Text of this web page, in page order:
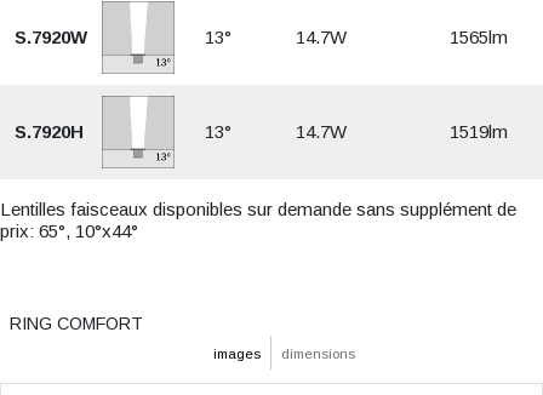
S.7920W 13° 14.7W 1565lm
S.7920H 13° 14.7W 1519lm
Lentilles faisceaux disponibles sur demande sans supplément de
prix: 65°, 10°x44°
images dimensions
RING COMFORT